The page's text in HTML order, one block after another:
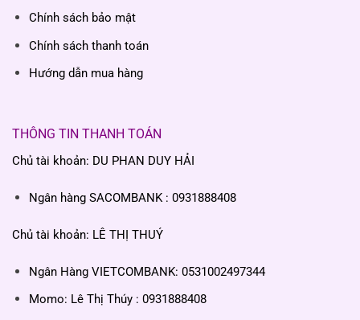
Chính sách bảo mật
Chính sách thanh toán
Hướng dẫn mua hàng
THÔNG TIN THANH TOÁN
Chủ tài khoản: DU PHAN DUY HẢI
Ngân hàng SACOMBANK : 0931888408
Chủ tài khoản: LÊ THỊ THUÝ
Ngân Hàng VIETCOMBANK: 0531002497344
Momo: Lê Thị Thúy : 0931888408